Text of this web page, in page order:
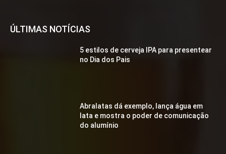
ÚLTIMAS NOTÍCIAS
5 estilos de cerveja IPA para presentear
no Dia dos Pais
Abralatas dá exemplo, lança água em
lata e mostra o poder de comunicação
do alumínio